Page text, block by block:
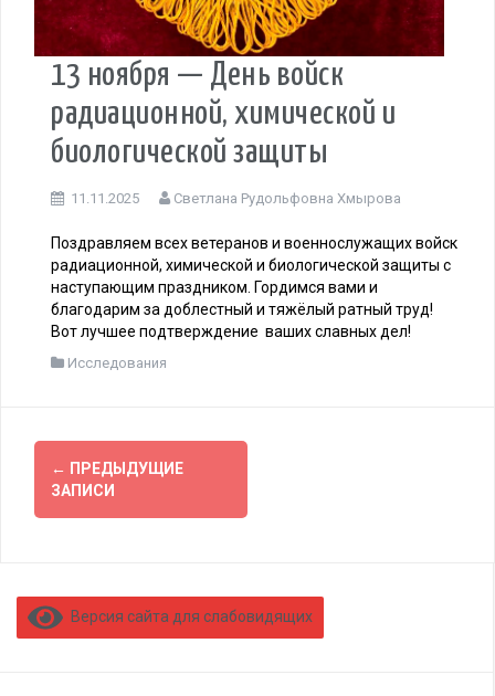
13 ноября — День войск
радиационной, химической и
биологической защиты
11.11.2025 Светлана Рудольфовна Хмырова
Поздравляем всех ветеранов и военнослужащих войск
радиационной, химической и биологической защиты с
наступающим праздником. Гордимся вами и
благодарим за доблестный и тяжёлый ратный труд!
Вот лучшее подтверждение ваших славных дел!
Исследования
Навигация
по
← ПРЕДЫДУЩИЕ
ЗАПИСИ
Версия сайта для слабовидящих